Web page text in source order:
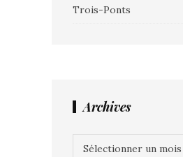
Trois-Ponts
Archives